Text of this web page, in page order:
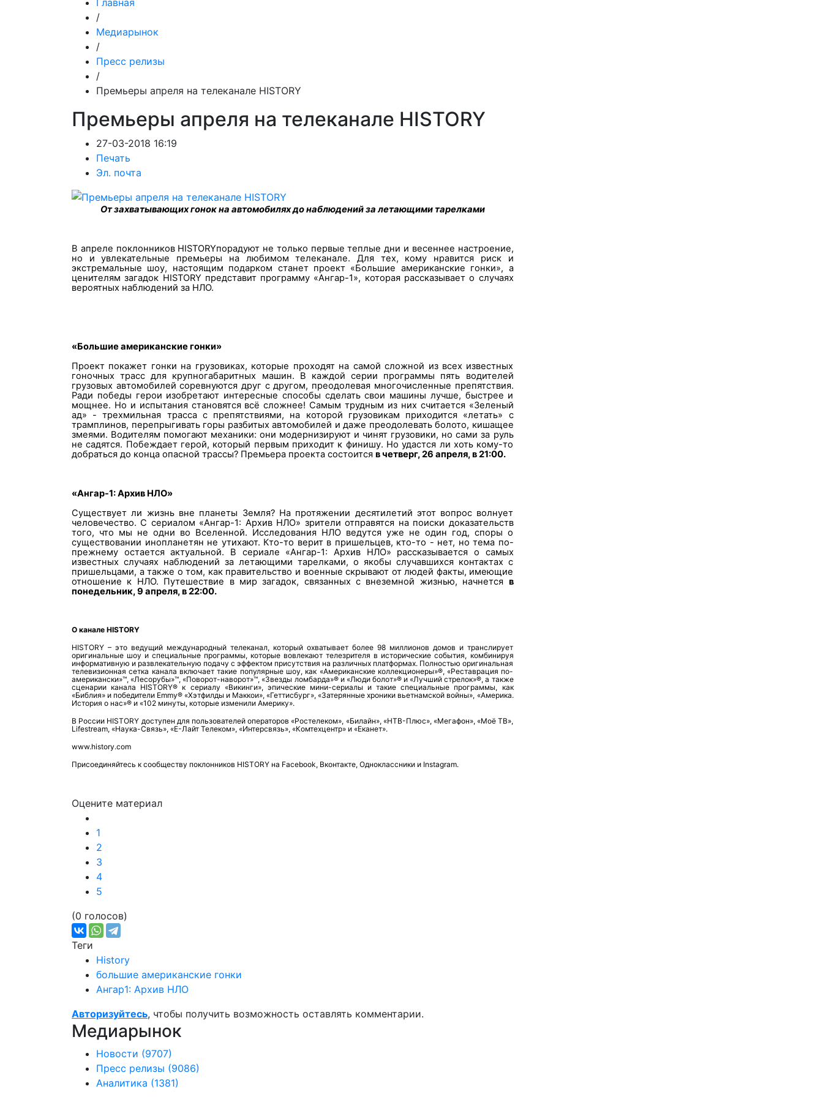
Главная
/
Медиарынок
/
Пресс релизы
/
Премьеры апреля на телеканале HISTORY
Премьеры апреля на телеканале HISTORY
27-03-2018 16:19
Печать
Эл. почта
От захватывающих гонок на автомобилях до наблюдений за летающими тарелками
В апреле поклонников HISTORYпорадуют не только первые теплые дни и весеннее настроение,
но и увлекательные премьеры на любимом телеканале. Для тех, кому нравится риск и
экстремальные шоу, настоящим подарком станет проект «Большие американские гонки», а
ценителям загадок HISTORY представит программу «Ангар-1», которая рассказывает о случаях
вероятных наблюдений за НЛО.
«Большие американские гонки»
Проект покажет гонки на грузовиках, которые проходят на самой сложной из всех известных
гоночных трасс для крупногабаритных машин. В каждой серии программы пять водителей
грузовых автомобилей соревнуются друг с другом, преодолевая многочисленные препятствия.
Ради победы герои изобретают интересные способы сделать свои машины лучше, быстрее и
мощнее. Но и испытания становятся всё сложнее! Самым трудным из них считается «Зеленый
ад» - трехмильная трасса с препятствиями, на которой грузовикам приходится «летать» с
трамплинов, перепрыгивать горы разбитых автомобилей и даже преодолевать болото, кишащее
змеями. Водителям помогают механики: они модернизируют и чинят грузовики, но сами за руль
не садятся. Побеждает герой, который первым приходит к финишу. Но удастся ли хоть кому-то
добраться до конца опасной трассы? Премьера проекта состоится в четверг, 26 апреля, в 21:00.
«Ангар-1: Архив НЛО»
Существует ли жизнь вне планеты Земля? На протяжении десятилетий этот вопрос волнует
человечество. С сериалом «Ангар-1: Архив НЛО» зрители отправятся на поиски доказательств
того, что мы не одни во Вселенной. Исследования НЛО ведутся уже не один год, споры о
существовании инопланетян не утихают. Кто-то верит в пришельцев, кто-то - нет, но тема по-
прежнему остается актуальной. В сериале «Ангар-1: Архив НЛО» рассказывается о самых
известных случаях наблюдений за летающими тарелками, о якобы случавшихся контактах с
пришельцами, а также о том, как правительство и военные скрывают от людей факты, имеющие
отношение к НЛО. Путешествие в мир загадок, связанных с внеземной жизнью, начнется в
понедельник, 9 апреля, в 22:00.
О канале HISTORY
HISTORY – это ведущий международный телеканал, который охватывает более 98 миллионов домов и транслирует
оригинальные шоу и специальные программы, которые вовлекают телезрителя в исторические события, комбинируя
информативную и развлекательную подачу с эффектом присутствия на различных платформах. Полностью оригинальная
телевизионная сетка канала включает такие популярные шоу, как «Американские коллекционеры»®, «Реставрация по-
американски»™, «Лесорубы»™, «Поворот-наворот»™, «Звезды ломбарда»® и «Люди болот»® и «Лучший стрелок»®, а также
сценарии канала HISTORY® к сериалу «Викинги», эпические мини-сериалы и такие специальные программы, как
«Библия» и победители Emmy® «Хэтфилды и Маккои», «Геттисбург», «Затерянные хроники вьетнамской войны», «Америка.
История о нас»® и «102 минуты, которые изменили Америку».
В России HISTORY доступен для пользователей операторов «Ростелеком», «Билайн», «НТВ-Плюс», «Мегафон», «Моё ТВ»,
Lifestream, «Наука-Связь», «Е-Лайт Телеком», «Интерсвязь», «Комтехцентр» и «Еканет».
www.history.com
Присоединяйтесь к сообществу поклонников HISTORY на Facebook, Вконтакте, Одноклассники и Instagram.
Оцените материал
1
2
3
4
5
(0 голосов)
Теги
History
большие американские гонки
Ангар1: Архив НЛО
Авторизуйтесь, чтобы получить возможность оставлять комментарии.
Медиарынок
Новости (9707)
Пресс релизы (9086)
Аналитика (1381)